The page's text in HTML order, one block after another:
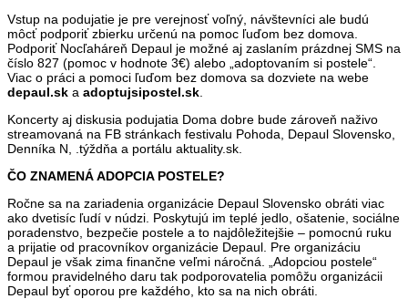
Vstup na podujatie je pre verejnosť voľný, návštevníci ale budú
môcť podporiť zbierku určenú na pomoc ľuďom bez domova.
Podporiť Nocľaháreň Depaul je možné aj zaslaním prázdnej SMS na
číslo 827 (pomoc v hodnote 3€) alebo „adoptovaním si postele“.
Viac o práci a pomoci ľuďom bez domova sa dozviete na webe
depaul.sk a adoptujsipostel.sk
Koncerty aj diskusia podujatia Doma dobre bude zároveň naživo
streamovaná na FB stránkach festivalu Pohoda, Depaul Slovensko,
Denníka N, .týždňa a portálu aktuality.sk.
ČO ZNAMENÁ ADOPCIA POSTELE?
Ročne sa na zariadenia organizácie Depaul Slovensko obráti viac
ako dvetisíc ľudí v núdzi. Poskytujú im teplé jedlo, ošatenie, sociálne
poradenstvo, bezpečie postele a to najdôležitejšie – pomocnú ruku
a prijatie od pracovníkov organizácie Depaul. Pre organizáciu
Depaul je však zima finančne veľmi náročná. „Adopciou postele“
formou pravidelného daru tak podporovatelia pomôžu organizácii
Depaul byť oporou pre každého, kto sa na nich obráti.